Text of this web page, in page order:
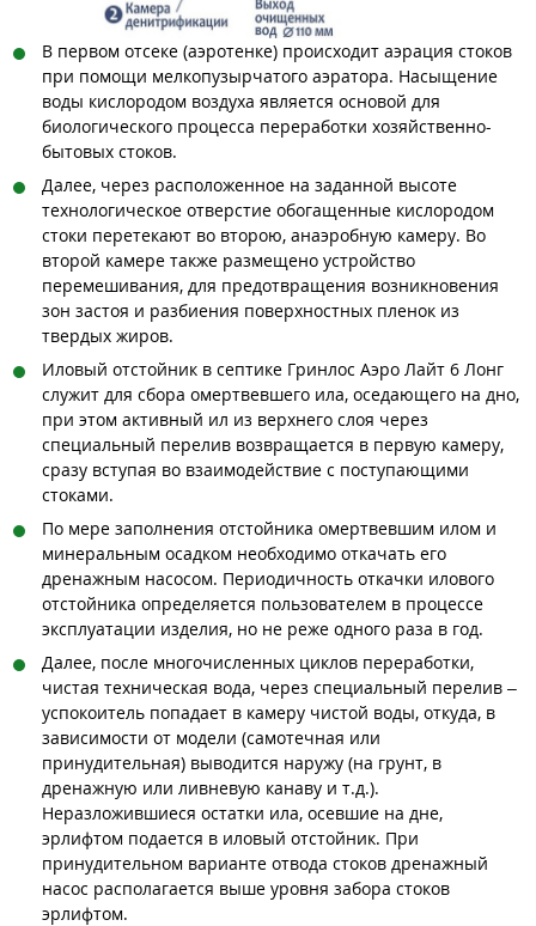
В первом отсеке (аэротенке) происходит аэрация стоков
при помощи мелкопузырчатого аэратора. Насыщение
воды кислородом воздуха является основой для
биологического процесса переработки хозяйственно-
бытовых стоков.
Далее, через расположенное на заданной высоте
технологическое отверстие обогащенные кислородом
стоки перетекают во второю, анаэробную камеру. Во
второй камере также размещено устройство
перемешивания, для предотвращения возникновения
зон застоя и разбиения поверхностных пленок из
твердых жиров.
Иловый отстойник в септике Гринлос Аэро Лайт 6 Лонг
служит для сбора омертвевшего ила, оседающего на дно,
при этом активный ил из верхнего слоя через
специальный перелив возвращается в первую камеру,
сразу вступая во взаимодействие с поступающими
стоками.
По мере заполнения отстойника омертвевшим илом и
минеральным осадком необходимо откачать его
дренажным насосом. Периодичность откачки илового
отстойника определяется пользователем в процессе
эксплуатации изделия, но не реже одного раза в год.
Далее, после многочисленных циклов переработки,
чистая техническая вода, через специальный перелив –
успокоитель попадает в камеру чистой воды, откуда, в
зависимости от модели (самотечная или
принудительная) выводится наружу (на грунт, в
дренажную или ливневую канаву и т.д.).
Неразложившиеся остатки ила, осевшие на дне,
эрлифтом подается в иловый отстойник. При
принудительном варианте отвода стоков дренажный
насос располагается выше уровня забора стоков
эрлифтом.